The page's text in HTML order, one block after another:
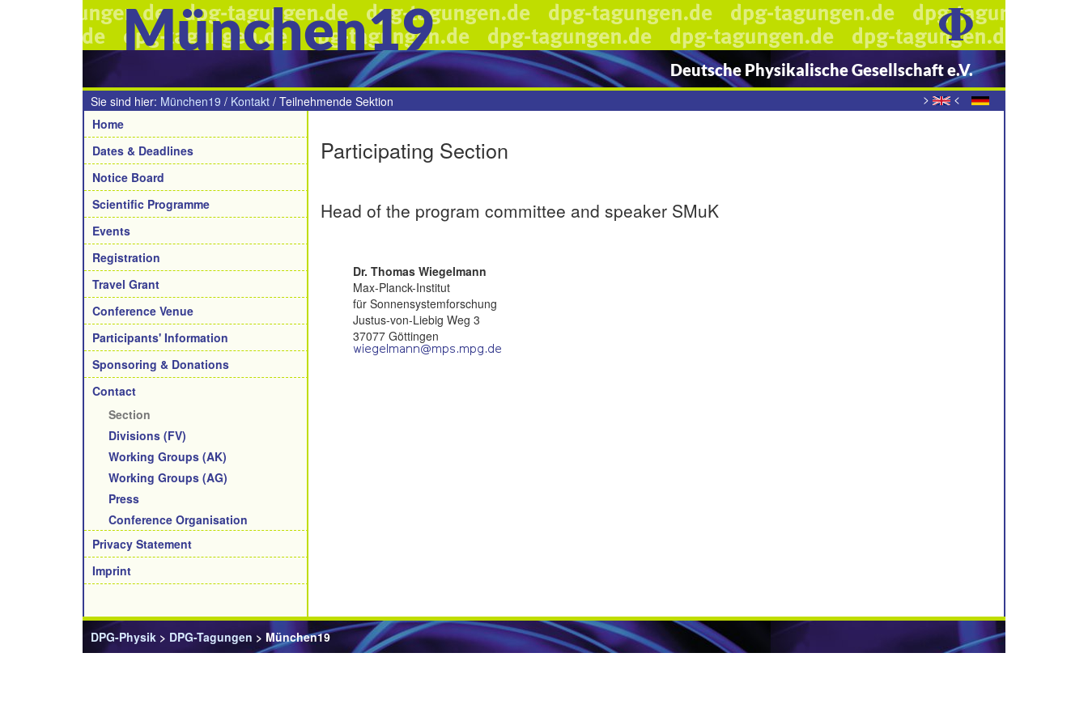
München19
Deutsche Physikalische Gesellschaft e.V.
> <
Sie sind hier: München19 / Kontakt / Teilnehmende Sektion
Navigation
Home
Dates & Deadlines
Notice Board
Scientific Programme
Events
Registration
Travel Grant
Conference Venue
Participants' Information
Sponsoring & Donations
Contact
Section
Divisions (FV)
Working Groups (AK)
Working Groups (AG)
Press
Conference Organisation
Privacy Statement
Imprint
Participating Section
Head of the program committee and speaker SMuK
Dr. Thomas Wiegelmann
Max-Planck-Institut
für Sonnensystemforschung
Justus-von-Liebig Weg 3
37077 Göttingen
DPG-Physik > DPG-Tagungen > München19